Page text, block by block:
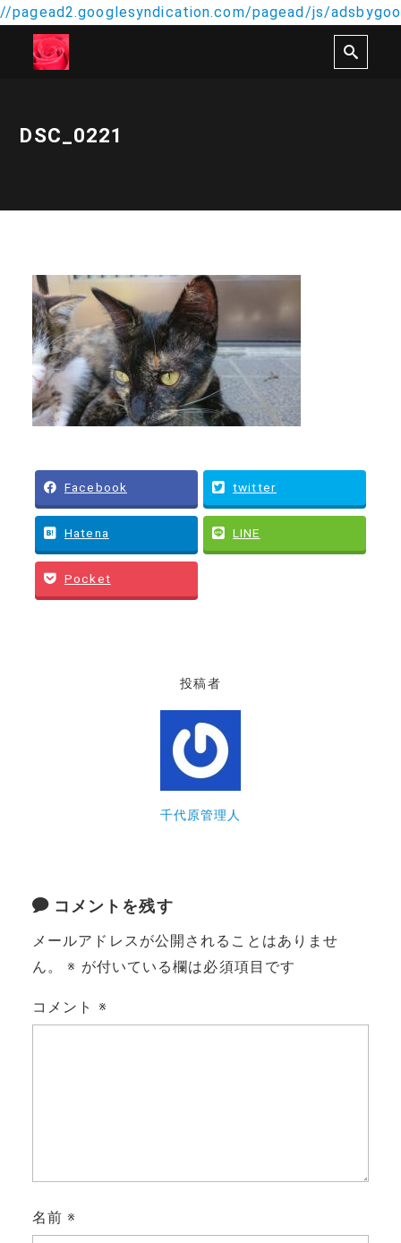
//pagead2.googlesyndication.com/pagead/js/
DSC_0221
Facebook twitter
Hatena LINE
Pocket
投稿者
千代原管理人
コメントを残す
メールアドレスが公開されることはありませ
ん。
※ が付いている欄は必須項目です
コメント ※
名前※